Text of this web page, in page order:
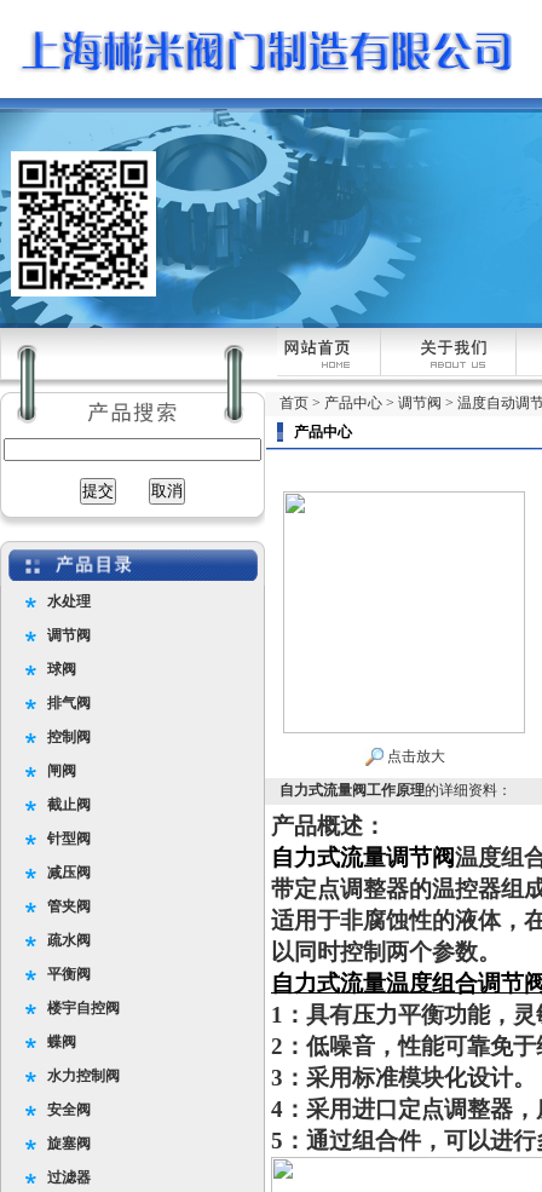
水处理
调节阀
球阀
排气阀
控制阀
闸阀
截止阀
针型阀
减压阀
管夹阀
疏水阀
平衡阀
楼宇自控阀
蝶阀
水力控制阀
安全阀
旋塞阀
过滤器
首页 > 产品中心 > 调节阀 > 温度自动调
产品中心
点击放大
自力式流量阀工作原理的详细资料：
产品概述：
自力式流量调节阀温度组
带定点调整器的温控器组
适用于非腐蚀性的液体，
以同时控制两个参数。
自力式流量温度组合调节
1：具有压力平衡功能，
2：低噪音，性能可靠免于
3：采用标准模块化设计。
4：采用进口定点调整器
5：通过组合件，可以进